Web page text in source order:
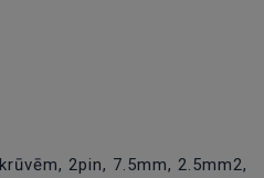
2pin, 7.5mm, 2.5mm2,